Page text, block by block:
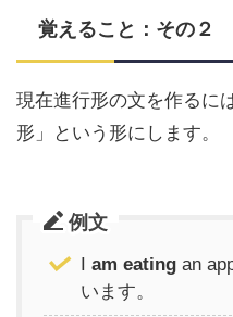
覚えること：その２
現在進行形の文を作るに
形」という形にします。
例文
I am eating an
います。